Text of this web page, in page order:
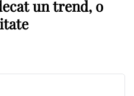
un trend, o